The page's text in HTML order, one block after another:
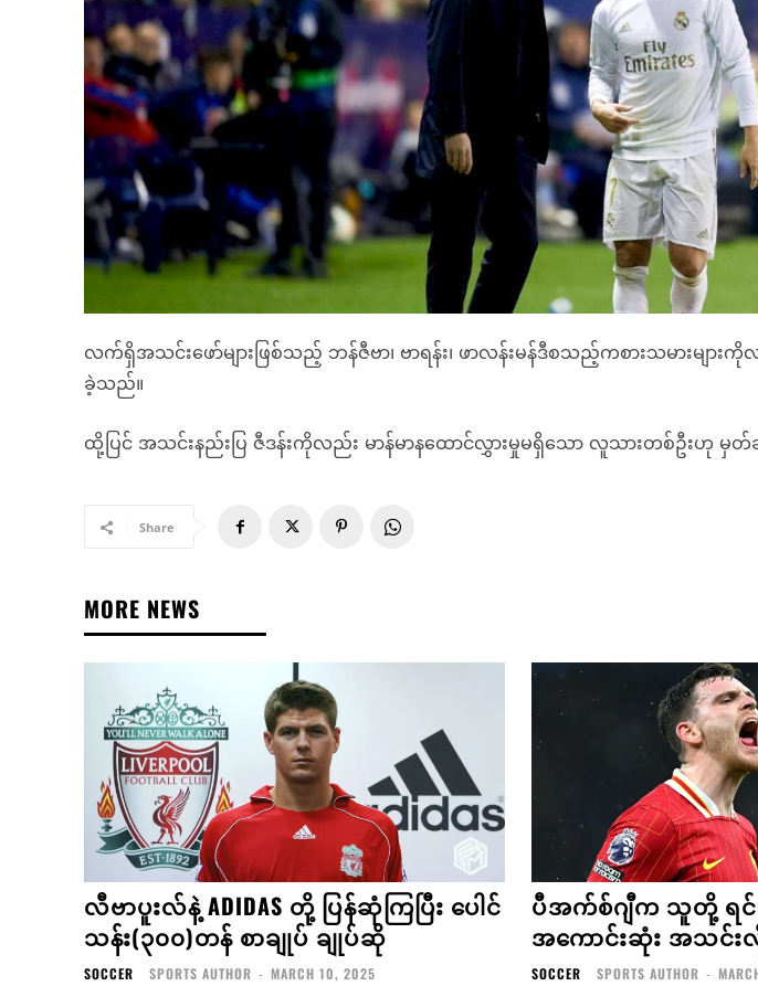
လက်ရှိအသင်းဖော်များဖြစ်သည့် ဘန်ဇီဗာ၊ ဗာရန်း၊ ဖာလန်းမန်ဒီစသည့်ကစားသမားများ
ခဲ့သည်။
ထို့ပြင် အသင်းနည်းပြ ဇီဒန်းကိုလည်း မာန်မာနထောင်လွှားမှုမရှိသော လူသားတစ်ဦးဟု မှ
Share
MORE NEWS
လီဗာပူးလ်နဲ့ ADIDAS တို့ ပြန်ဆုံကြပြီး ပေါင်
သန်း(၃၀၀)တန် စာချုပ် ချုပ်ဆို
SOCCER SPORTS AUTHOR - MARCH 10, 2025
ပီအက်စ်ဂျီက သူတို့ ရ
အကောင်းဆုံး အသင်
SOCCER SPORTS AUTHOR -